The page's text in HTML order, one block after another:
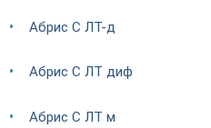
Абрис С ЛТ-д
Абрис С ЛТ диф
Абрис С ЛТ м